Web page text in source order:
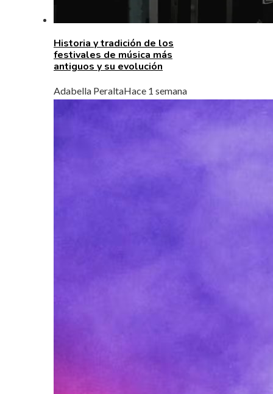
Historia y tradición de los
festivales de música más
antiguos y su evolución
Adabella PeraltaHace 1 semana